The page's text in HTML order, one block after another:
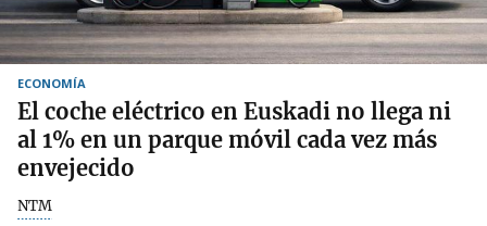
ECONOMÍA
El coche eléctrico en Euskadi no llega ni
al 1% en un parque móvil cada vez más
envejecido
NTM